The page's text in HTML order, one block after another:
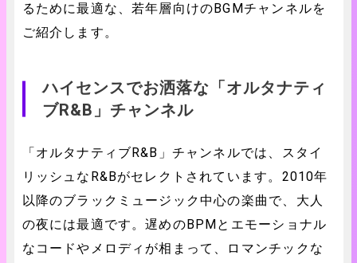
るために最適な、若年層向けのBGMチャンネルを
ご紹介します。
ハイセンスでお洒落な「オルタナティ
ブR&B」チャンネル
「オルタナティブR&B」チャンネルでは、スタイ
リッシュなR&Bがセレクトされています。2010年
以降のブラックミュージック中心の楽曲で、大人
の夜には最適です。遅めのBPMとエモーショナル
なコードやメロディが相まって、ロマンチックな